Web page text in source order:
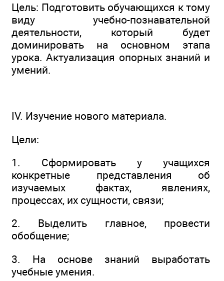
Цель: Подготовить обучающихся к тому
виду учебно-познавательной
деятельности, который будет
доминировать на основном этапа
урока. Актуализация опорных знаний и
умений.
IV. Изучение нового материала.
Цели:
1. Сформировать у учащихся
конкретные представления об
изучаемых фактах, явлениях,
процессах, их сущности, связи;
2. Выделить главное, провести
обобщение;
3. На основе знаний выработать
учебные умения.